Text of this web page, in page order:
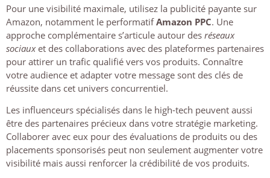
Pour une visibilité maximale, utilisez la publicité payante sur
Amazon, notamment le performatifAmazon PPC. Une
approche complémentaire s’articule autour des réseaux
sociauxet des collaborations avec des plateformes partenaires
pour attirer un trafic qualifié vers vos produits. Connaître
votre audience et adapter votre message sont des clés de
réussite dans cet univers concurrentiel.
Les influenceurs spécialisés dans le high-tech peuvent aussi
être des partenaires précieux dans votre stratégie marketing.
Collaborer avec eux pour des évaluations de produits ou des
placements sponsorisés peut non seulement augmenter votre
visibilité mais aussi renforcer la crédibilité de vos produits.